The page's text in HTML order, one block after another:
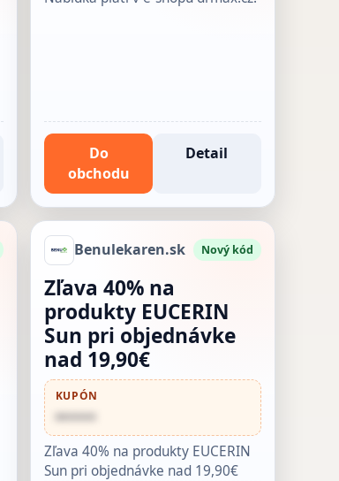
Do
obchodu
Detail
Benulekaren.sk Nový kód
Zľava 40% na
produkty EUCERIN
Sun pri objednávke
nad 19,90€
KUPÓN
••••••
Zľava 40% na produkty EUCERIN
Sun pri objednávke nad 19,90€